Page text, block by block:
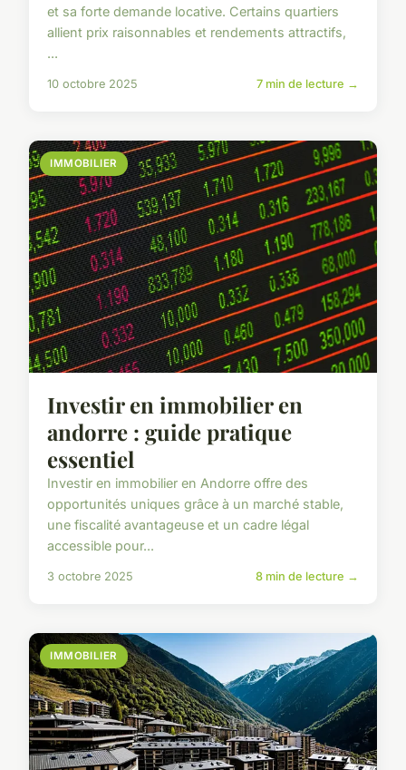
et sa forte demande locative. Certains quartiers
allient prix raisonnables et rendements attractifs,
...
10 octobre 2025 7 min de lecture →
IMMOBILIER
Investir en immobilier en
andorre : guide pratique
essentiel
Investir en immobilier en Andorre offre des
opportunités uniques grâce à un marché stable,
une fiscalité avantageuse et un cadre légal
accessible pour...
3 octobre 2025 8 min de lecture →
IMMOBILIER